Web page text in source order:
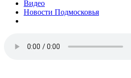
Видео
Новости Подмосковья